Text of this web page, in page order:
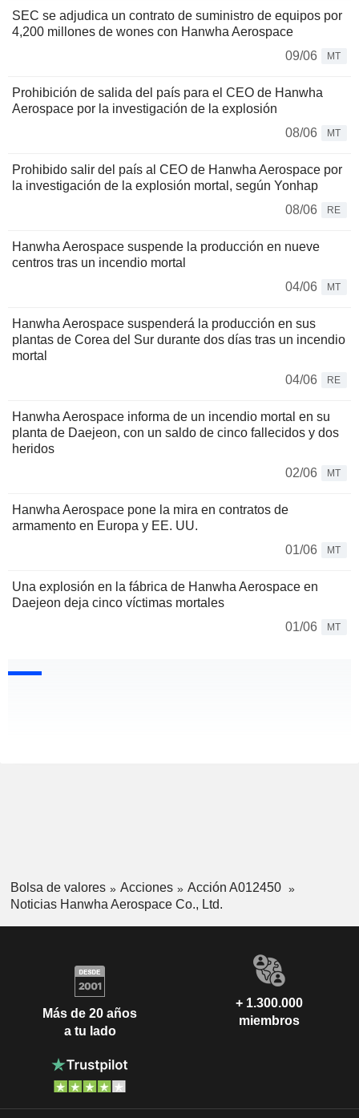
SEC se adjudica un contrato de suministro de equipos por
4,200 millones de wones con Hanwha Aerospace
09/06
MT
Prohibición de salida del país para el CEO de Hanwha
Aerospace por la investigación de la explosión
08/06
MT
Prohibido salir del país al CEO de Hanwha Aerospace por
la investigación de la explosión mortal, según Yonhap
08/06
RE
Hanwha Aerospace suspende la producción en nueve
centros tras un incendio mortal
04/06
MT
Hanwha Aerospace suspenderá la producción en sus
plantas de Corea del Sur durante dos días tras un incendio
mortal
04/06
RE
Hanwha Aerospace informa de un incendio mortal en su
planta de Daejeon, con un saldo de cinco fallecidos y dos
heridos
02/06
MT
Hanwha Aerospace pone la mira en contratos de
armamento en Europa y EE. UU.
01/06
MT
Una explosión en la fábrica de Hanwha Aerospace en
Daejeon deja cinco víctimas mortales
01/06
MT
Bolsa de valores Acciones
Acción A012450
Noticias Hanwha Aerospace Co., Ltd.
Más de 20 años
a tu lado
+ 1.300.000
miembros